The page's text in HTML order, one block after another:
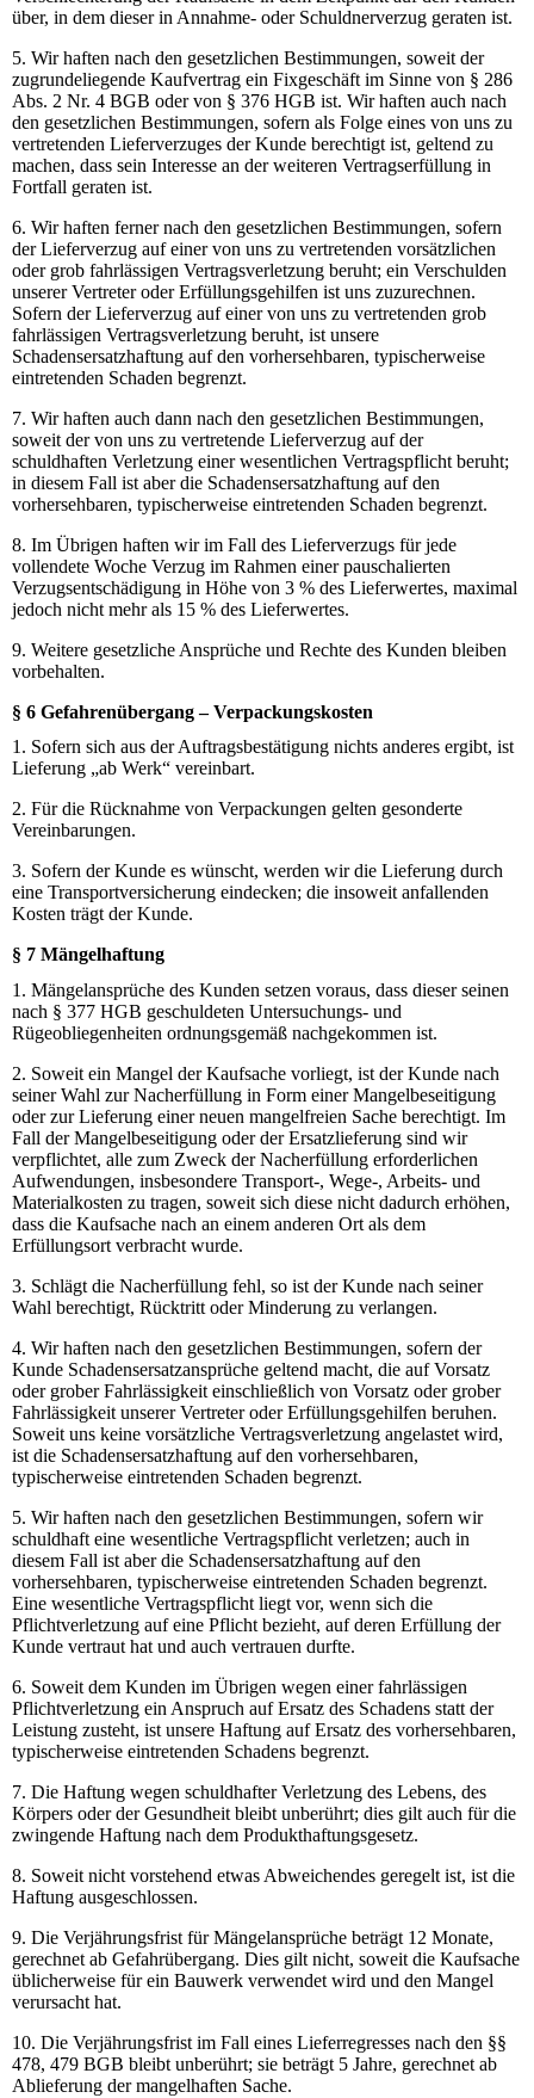
über, in dem dieser in Annahme- oder Schuldnerverzug geraten ist.
5. Wir haften nach den gesetzlichen Bestimmungen, soweit der
zugrundeliegende Kaufvertrag ein Fixgeschäft im Sinne von § 286
Abs. 2 Nr. 4 BGB oder von § 376 HGB ist. Wir haften auch nach
den gesetzlichen Bestimmungen, sofern als Folge eines von uns zu
vertretenden Lieferverzuges der Kunde berechtigt ist, geltend zu
machen, dass sein Interesse an der weiteren Vertragserfüllung in
Fortfall geraten ist.
6. Wir haften ferner nach den gesetzlichen Bestimmungen, sofern
der Lieferverzug auf einer von uns zu vertretenden vorsätzlichen
oder grob fahrlässigen Vertragsverletzung beruht; ein Verschulden
unserer Vertreter oder Erfüllungsgehilfen ist uns zuzurechnen.
Sofern der Lieferverzug auf einer von uns zu vertretenden grob
fahrlässigen Vertragsverletzung beruht, ist unsere
Schadensersatzhaftung auf den vorhersehbaren, typischerweise
eintretenden Schaden begrenzt.
7. Wir haften auch dann nach den gesetzlichen Bestimmungen,
soweit der von uns zu vertretende Lieferverzug auf der
schuldhaften Verletzung einer wesentlichen Vertragspflicht beruht;
in diesem Fall ist aber die Schadensersatzhaftung auf den
vorhersehbaren, typischerweise eintretenden Schaden begrenzt.
8. Im Übrigen haften wir im Fall des Lieferverzugs für jede
vollendete Woche Verzug im Rahmen einer pauschalierten
Verzugsentschädigung in Höhe von 3 % des Lieferwertes, maximal
jedoch nicht mehr als 15 % des Lieferwertes.
9. Weitere gesetzliche Ansprüche und Rechte des Kunden bleiben
vorbehalten.
§ 6 Gefahrenübergang – Verpackungskosten
1. Sofern sich aus der Auftragsbestätigung nichts anderes ergibt, ist
Lieferung „ab Werk“ vereinbart.
2. Für die Rücknahme von Verpackungen gelten gesonderte
Vereinbarungen.
3. Sofern der Kunde es wünscht, werden wir die Lieferung durch
eine Transportversicherung eindecken; die insoweit anfallenden
Kosten trägt der Kunde.
§ 7 Mängelhaftung
1. Mängelansprüche des Kunden setzen voraus, dass dieser seinen
nach § 377 HGB geschuldeten Untersuchungs- und
Rügeobliegenheiten ordnungsgemäß nachgekommen ist.
2. Soweit ein Mangel der Kaufsache vorliegt, ist der Kunde nach
seiner Wahl zur Nacherfüllung in Form einer Mangelbeseitigung
oder zur Lieferung einer neuen mangelfreien Sache berechtigt. Im
Fall der Mangelbeseitigung oder der Ersatzlieferung sind wir
verpflichtet, alle zum Zweck der Nacherfüllung erforderlichen
Aufwendungen, insbesondere Transport-, Wege-, Arbeits- und
Materialkosten zu tragen, soweit sich diese nicht dadurch erhöhen,
dass die Kaufsache nach an einem anderen Ort als dem
Erfüllungsort verbracht wurde.
3. Schlägt die Nacherfüllung fehl, so ist der Kunde nach seiner
Wahl berechtigt, Rücktritt oder Minderung zu verlangen.
4. Wir haften nach den gesetzlichen Bestimmungen, sofern der
Kunde Schadensersatzansprüche geltend macht, die auf Vorsatz
oder grober Fahrlässigkeit einschließlich von Vorsatz oder grober
Fahrlässigkeit unserer Vertreter oder Erfüllungsgehilfen beruhen.
Soweit uns keine vorsätzliche Vertragsverletzung angelastet wird,
ist die Schadensersatzhaftung auf den vorhersehbaren,
typischerweise eintretenden Schaden begrenzt.
5. Wir haften nach den gesetzlichen Bestimmungen, sofern wir
schuldhaft eine wesentliche Vertragspflicht verletzen; auch in
diesem Fall ist aber die Schadensersatzhaftung auf den
vorhersehbaren, typischerweise eintretenden Schaden begrenzt.
Eine wesentliche Vertragspflicht liegt vor, wenn sich die
Pflichtverletzung auf eine Pflicht bezieht, auf deren Erfüllung der
Kunde vertraut hat und auch vertrauen durfte.
6. Soweit dem Kunden im Übrigen wegen einer fahrlässigen
Pflichtverletzung ein Anspruch auf Ersatz des Schadens statt der
Leistung zusteht, ist unsere Haftung auf Ersatz des vorhersehbaren,
typischerweise eintretenden Schadens begrenzt.
7. Die Haftung wegen schuldhafter Verletzung des Lebens, des
Körpers oder der Gesundheit bleibt unberührt; dies gilt auch für die
zwingende Haftung nach dem Produkthaftungsgesetz.
8. Soweit nicht vorstehend etwas Abweichendes geregelt ist, ist die
Haftung ausgeschlossen.
9. Die Verjährungsfrist für Mängelansprüche beträgt 12 Monate,
gerechnet ab Gefahrübergang. Dies gilt nicht, soweit die Kaufsache
üblicherweise für ein Bauwerk verwendet wird und den Mangel
verursacht hat.
10. Die Verjährungsfrist im Fall eines Lieferregresses nach den §§
478, 479 BGB bleibt unberührt; sie beträgt 5 Jahre, gerechnet ab
Ablieferung der mangelhaften Sache.